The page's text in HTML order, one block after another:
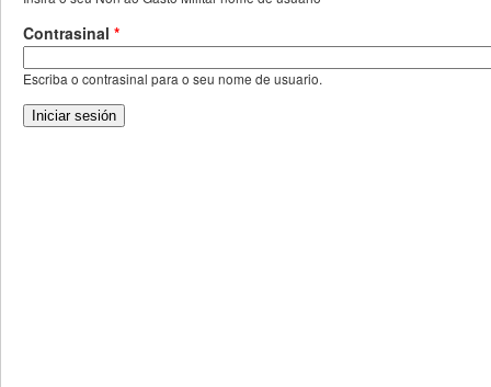
Contrasinal *
Escriba o contrasinal para o seu nome de usuario.